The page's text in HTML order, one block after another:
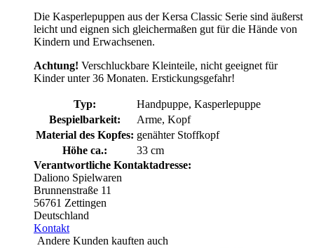
Die Kasperlepuppen aus der Kersa Classic Serie sind äußerst
leicht und eignen sich gleichermaßen gut für die Hände von
Kindern und Erwachsenen.
Achtung! Verschluckbare Kleinteile, nicht geeignet für
Kinder unter 36 Monaten. Erstickungsgefahr!
Typ:
Handpuppe, Kasperlepuppe
Bespielbarkeit:
Arme, Kopf
Material des Kopfes: genähter Stoffkopf
Höhe ca.:
33 cm
Verantwortliche Kontaktadresse:
Daliono Spielwaren
Brunnenstraße 11
56761 Zettingen
Deutschland
Kontakt
Andere Kunden kauften auch